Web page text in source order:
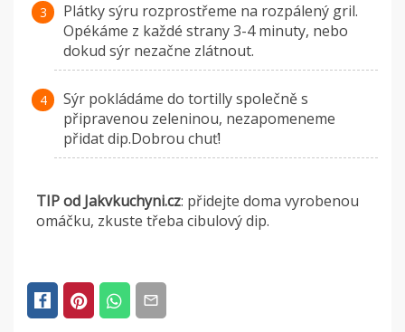
Plátky sýru rozprostřeme na rozpálený gril.
Opékáme z každé strany 3-4 minuty, nebo
dokud sýr nezačne zlátnout.
Sýr pokládáme do tortilly společně s
připravenou zeleninou, nezapomeneme
přidat dip.Dobrou chuť!
TIP od Jakvkuchyni.cz: přidejte doma vyrobenou
omáčku, zkuste třeba cibulový dip.